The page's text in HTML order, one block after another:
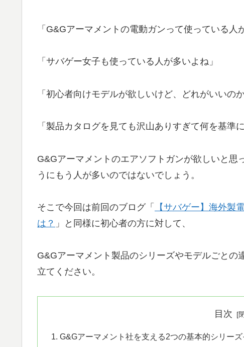
「G&Gアーマメントの電動ガンって使っている人
「サバゲー女子も使っている人が多いよね」
「初心者向けモデルが欲しいけど、どれがいいのか
「製品カタログを見ても沢山ありすぎて何を基準
G&Gアーマメントのエアソフトガンが欲しいと思
うにもう人が多いのではないでしょう。
そこで今回は前回のブログ「
【サバゲー】海外製
は？ 」と同様に初心者の方に対して、
G&Gアーマメント製品のシリーズやモデルごと
立てください。
目次
G&Gアーマメント社を支える2つの基本的シリー